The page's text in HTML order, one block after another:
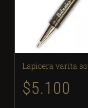
Lapicera varita
$5.100